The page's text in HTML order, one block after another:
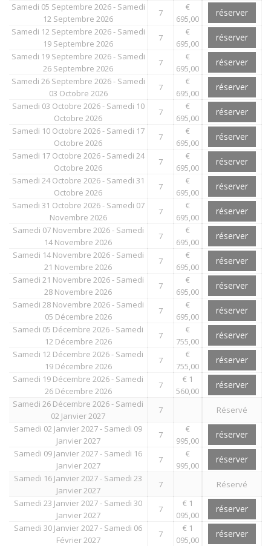
Samedi 05 Septembre 2026 - Samedi
12 Septembre 2026
7
€
695,00
réserver
Samedi 12 Septembre 2026 - Samedi
19 Septembre 2026
7
€
695,00
réserver
Samedi 19 Septembre 2026 - Samedi
26 Septembre 2026
7
€
695,00
réserver
Samedi 26 Septembre 2026 - Samedi
03 Octobre 2026
7
€
695,00
réserver
Samedi 03 Octobre 2026 - Samedi 10
Octobre 2026
7
€
695,00
réserver
Samedi 10 Octobre 2026 - Samedi 17
Octobre 2026
7
€
695,00
réserver
Samedi 17 Octobre 2026 - Samedi 24
Octobre 2026
7
€
695,00
réserver
Samedi 24 Octobre 2026 - Samedi 31
Octobre 2026
7
€
695,00
réserver
Samedi 31 Octobre 2026 - Samedi 07
Novembre 2026
7
€
695,00
réserver
Samedi 07 Novembre 2026 - Samedi
14 Novembre 2026
7
€
695,00
réserver
Samedi 14 Novembre 2026 - Samedi
21 Novembre 2026
7
€
695,00
réserver
Samedi 21 Novembre 2026 - Samedi
28 Novembre 2026
7
€
695,00
réserver
Samedi 28 Novembre 2026 - Samedi
05 Décembre 2026
7
€
695,00
réserver
Samedi 05 Décembre 2026 - Samedi
12 Décembre 2026
7
€
755,00
réserver
Samedi 12 Décembre 2026 - Samedi
19 Décembre 2026
7
€
755,00
réserver
Samedi 19 Décembre 2026 - Samedi
26 Décembre 2026
7
€ 1
560,00
réserver
Samedi 26 Décembre 2026 - Samedi
02 Janvier 2027
7
Réservé
Samedi 02 Janvier 2027 - Samedi 09
Janvier 2027
7
€
995,00
réserver
Samedi 09 Janvier 2027 - Samedi 16
Janvier 2027
7
€
995,00
réserver
Samedi 16 Janvier 2027 - Samedi 23
Janvier 2027
7
Réservé
Samedi 23 Janvier 2027 - Samedi 30
Janvier 2027
7
€ 1
095,00
réserver
Samedi 30 Janvier 2027 - Samedi 06
Février 2027
7
€ 1
095,00
réserver